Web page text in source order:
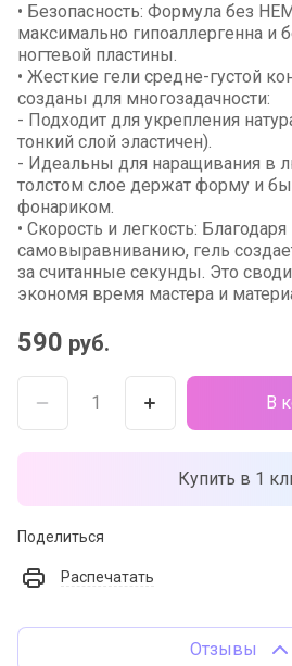
• Безопасность: Формула без
максимально гипоаллергенна и
ногтевой пластины.
• Жесткие гели средне-густой
созданы для многозадачности:
- Подходит для укрепления
тонкий слой эластичен).
- Идеальны для наращивания в
толстом слое держат форму и
фонариком.
• Скорость и легкость:
самовыравниванию, гель
за считанные секунды. Это
экономя время мастера и
590 руб.
В
Купить в 1
Поделиться
Распечатать
Отзывы